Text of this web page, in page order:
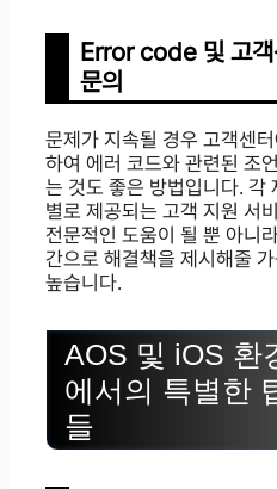
Error code 및 고객
문의
문제가 지속될 경우 고객센터
하여 에러 코드와 관련된 조
는 것도 좋은 방법입니다. 각
별로 제공되는 고객 지원 서
전문적인 도움이 될 뿐 아니
간으로 해결책을 제시해줄 가
높습니다.
AOS 및 iOS 환
에서의 특별한
들